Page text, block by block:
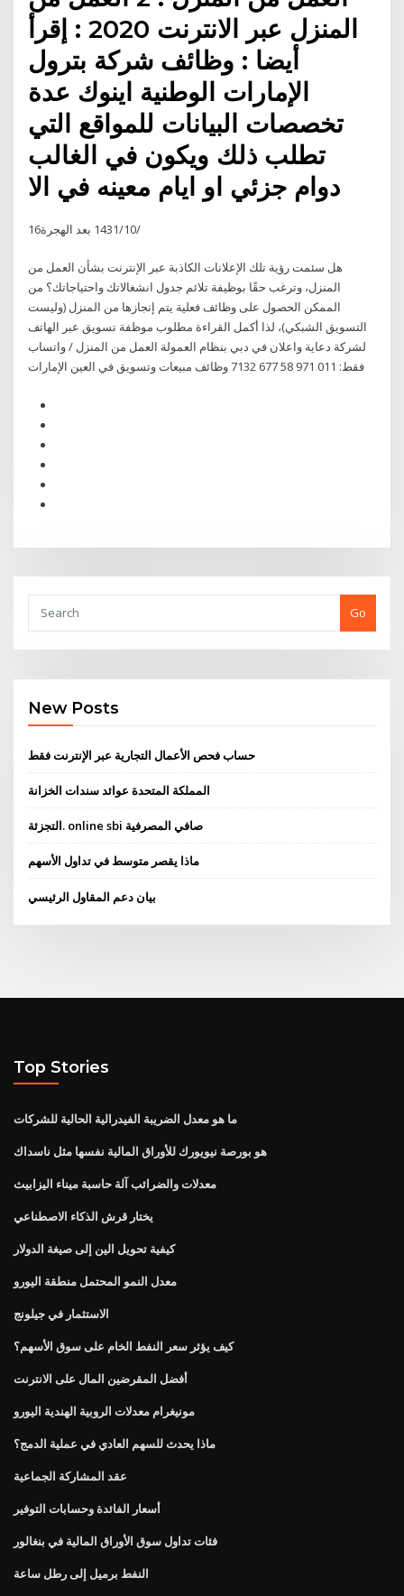
المنزل عبر الانترنت 2020 : إقرأ
أيضا : وظائف شركة بترول
الإمارات الوطنية اينوك عدة
تخصصات البيانات للمواقع التي
تطلب ذلك ويكون في الغالب
دوام جزئي او ايام معينه في الا
16‏‏/10‏‏/1431 بعد الهجرة
هل سئمت رؤية تلك الإعلانات الكاذبة عبر الإنترنت بشأن العمل من
المنزل، وترغب حقًا بوظيفة تلائم جدول انشغالاتك واحتياجاتك؟ من
الممكن الحصول على وظائف فعلية يتم إنجازها من المنزل (وليست
التسويق الشبكي)، لذا أكمل القراءة مطلوب موظفة تسويق عبر الهاتف
لشركة دعاية واعلان في دبي بنظام العمولة العمل من المنزل / واتساب
فقط: 011 971 58 677 7132 وظائف مبيعات وتسويق في العين الإمارات
Go
New Posts
حساب فحص الأعمال التجارية عبر الإنترنت فقط
المملكة المتحدة عوائد سندات الخزانة
التجزئة. online sbi صافي المصرفية
ماذا يقصر متوسط ​​في تداول الأسهم
بيان دعم المقاول الرئيسي
Top Stories
ما هو معدل الضريبة الفيدرالية الحالية للشركات
هو بورصة نيويورك للأوراق المالية نفسها مثل ناسداك
معدلات والضرائب آلة حاسبة ميناء اليزابيث
يختار قرش الذكاء الاصطناعي
كيفية تحويل الين إلى صيغة الدولار
معدل النمو المحتمل منطقة اليورو
الاستثمار في جيلونج
كيف يؤثر سعر النفط الخام على سوق الأسهم؟
أفضل المقرضين المال على الانترنت
مونيغرام معدلات الروبية الهندية اليورو
ماذا يحدث للسهم العادي في عملية الدمج؟
عقد المشاركة الجماعية
أسعار الفائدة وحسابات التوفير
فئات تداول سوق الأوراق المالية في بنغالور
النفط برميل إلى رطل ساعة